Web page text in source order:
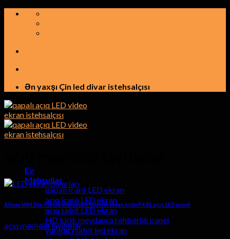
Tərkibindəkinə
Ən yaxşı Çin led divar istehsalçısı
Ev
Məhsullar
qapalı icarə LED ekran
açıq icarə LED ekran
açıq sabit LED ekran
HD kiçik meydança rəhbərlik panel
yaradıcı sabit led ekran
Alman WM Die-tökmə alüminium kabinet ekran üçün P4.81 açıq LED panel
açıq mərhələ layihələr